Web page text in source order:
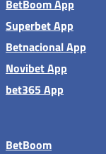
BetBoom App
Superbet App
Betnacional App
Novibet App
bet365 App
BetBoom